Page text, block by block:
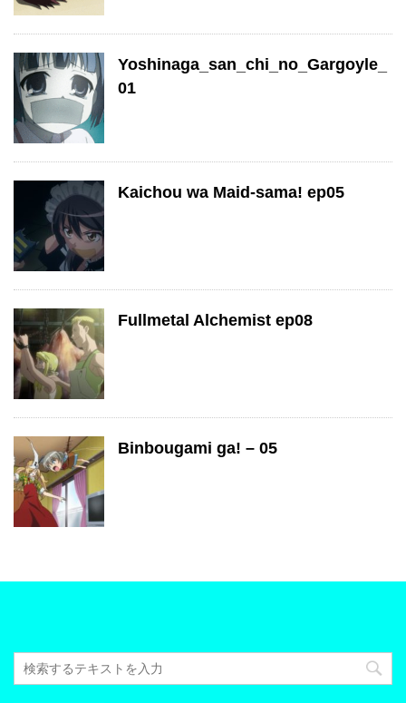
Yoshinaga_san_chi_no_Gargoyle_
01
Kaichou wa Maid-sama! ep05
Fullmetal Alchemist ep08
Binbougami ga! – 05